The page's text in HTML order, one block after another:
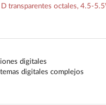
transparentes octales, 4.5-
digitales
digitales complejos